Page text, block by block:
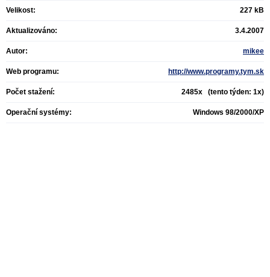
Velikost: 227 kB
Aktualizováno: 3.4.2007
Autor: mikee
Web programu: http://www.programy.tym.sk
Počet stažení: 2485x (tento týden: 1x)
Operační systémy: Windows 98/2000/XP